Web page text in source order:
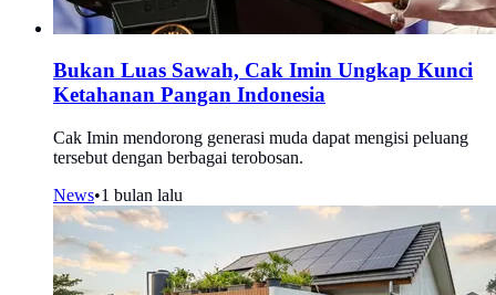
Bukan Luas Sawah, Cak Imin Ungkap Kunci
Ketahanan Pangan Indonesia
Cak Imin mendorong generasi muda dapat mengisi peluang
tersebut dengan berbagai terobosan.
News•1 bulan lalu